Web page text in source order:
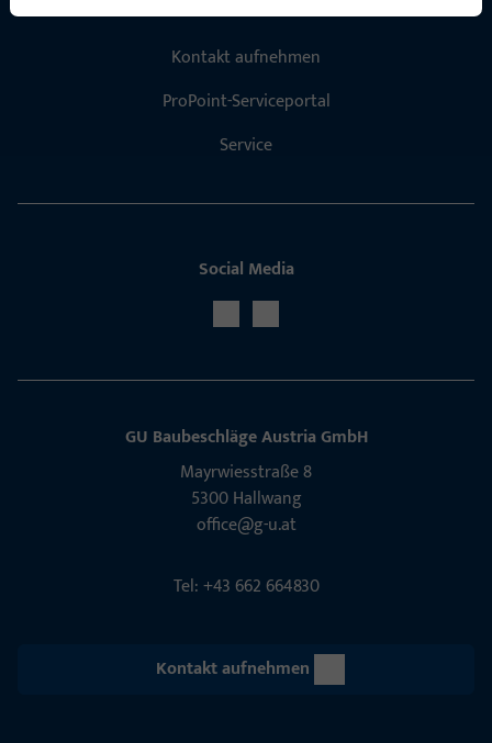
Kontakt aufnehmen
ProPoint-Serviceportal
Service
Social Media
GU Baubeschläge Aus­tria GmbH
Mayrwies­straße 8
5300 Hall­wang
office@g-u.at
Tel: +43 662 664830
Kontakt aufnehmen